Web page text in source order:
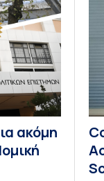
ακόμη